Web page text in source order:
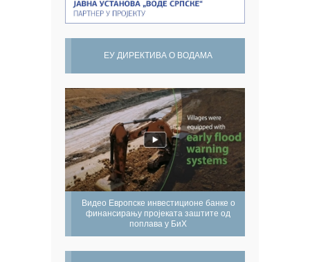
ЕУ ДИРЕКТИВА О ВОДАМА
Видео Европске инвестиционе банке о
финансирању пројеката заштите од
поплава у БиХ